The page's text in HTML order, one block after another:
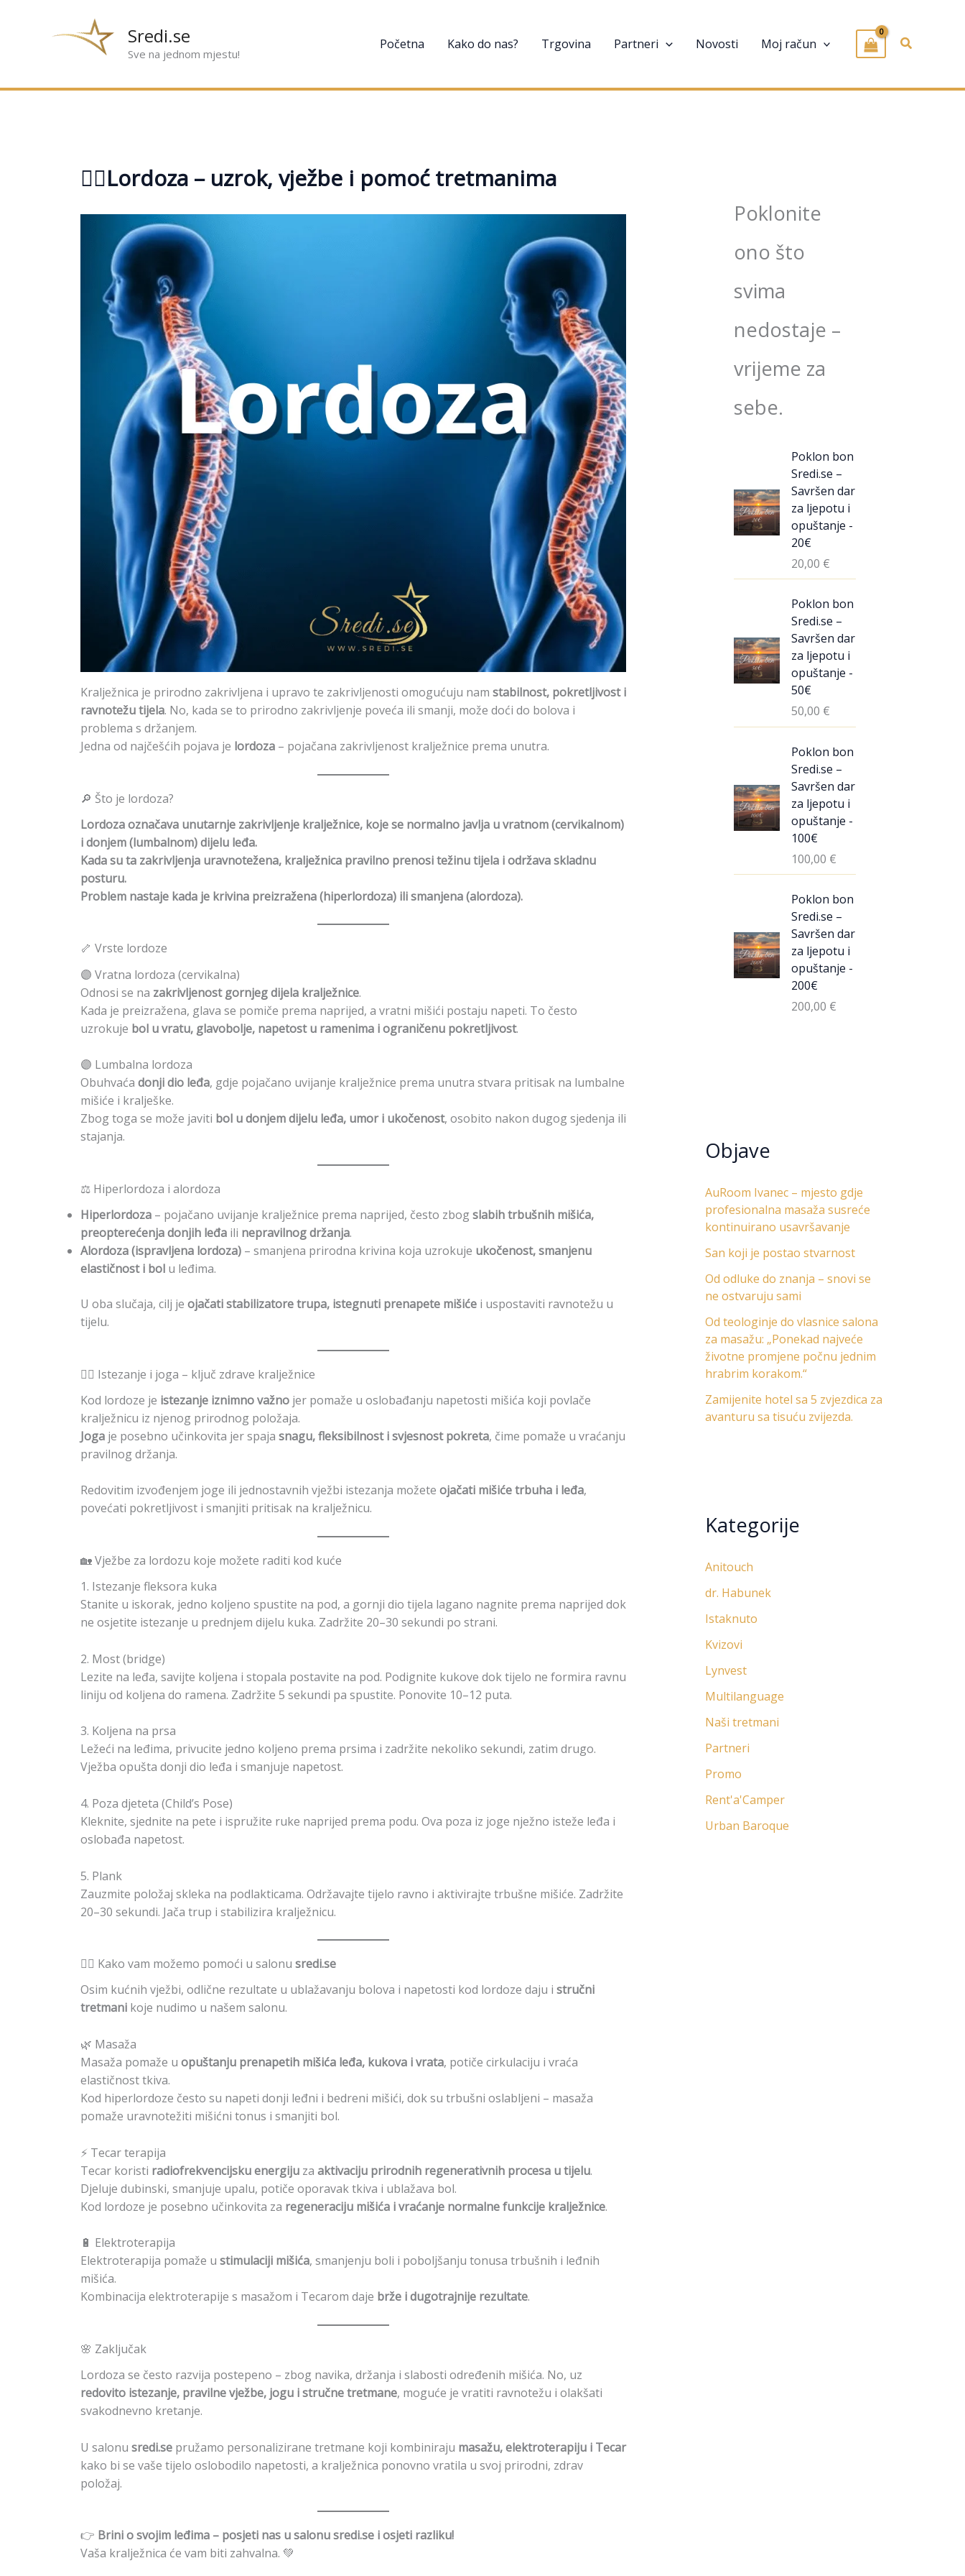
Sredi.se
Sve na jednom mjestu!
Početna Kako do nas? Trgovina Partneri Novosti Moj račun
🧘‍♀️Lordoza – uzrok, vježbe i pomoć tretmanima
Kralježnica je prirodno zakrivljena i upravo te zakrivljenosti omogućuju nam stabilnost, pokretljivost i
ravnotežu tijela. No, kada se to prirodno zakrivljenje poveća ili smanji, može doći do bolova i
problema s držanjem.
Jedna od najčešćih pojava je lordoza – pojačana zakrivljenost kralježnice prema unutra.
🔎 Što je lordoza?
Lordoza označava unutarnje zakrivljenje kralježnice, koje se normalno javlja u vratnom (cervikalnom)
i donjem (lumbalnom) dijelu leđa.
Kada su ta zakrivljenja uravnotežena, kralježnica pravilno prenosi težinu tijela i održava skladnu
posturu.
Problem nastaje kada je krivina preizražena (hiperlordoza) ili smanjena (alordoza).
🦴 Vrste lordoze
🟣 Vratna lordoza (cervikalna)
Odnosi se na zakrivljenost gornjeg dijela kralježnice.
Kada je preizražena, glava se pomiče prema naprijed, a vratni mišići postaju napeti. To često
uzrokuje bol u vratu, glavobolje, napetost u ramenima i ograničenu pokretljivost.
🟣 Lumbalna lordoza
Obuhvaća donji dio leđa, gdje pojačano uvijanje kralježnice prema unutra stvara pritisak na lumbalne
mišiće i kralješke.
Zbog toga se može javiti bol u donjem dijelu leđa, umor i ukočenost, osobito nakon dugog sjedenja ili
stajanja.
⚖️ Hiperlordoza i alordoza
Hiperlordoza – pojačano uvijanje kralježnice prema naprijed, često zbogslabih trbušnih mišića,
preopterećenja donjih leđa ili nepravilnog držanja.
Alordoza (ispravljena lordoza) – smanjena prirodna krivina koja uzrokuje ukočenost, smanjenu
elastičnost i bol u leđima.
U oba slučaja, cilj je ojačati stabilizatore trupa, istegnuti prenapete mišiće i uspostaviti ravnotežu u
tijelu.
🧘‍♀️ Istezanje i joga – ključ zdrave kralježnice
Kod lordoze je istezanje iznimno važno jer pomaže u oslobađanju napetosti mišića koji povlače
kralježnicu iz njenog prirodnog položaja.
Joga je posebno učinkovita jer spaja snagu, fleksibilnost i svjesnost pokreta, čime pomaže u vraćanju
pravilnog držanja.
Redovitim izvođenjem joge ili jednostavnih vježbi istezanja možete ojačati mišiće trbuha i leđa,
povećati pokretljivost i smanjiti pritisak na kralježnicu.
🏡 Vježbe za lordozu koje možete raditi kod kuće
1. Istezanje fleksora kuka
Stanite u iskorak, jedno koljeno spustite na pod, a gornji dio tijela lagano nagnite prema naprijed dok
ne osjetite istezanje u prednjem dijelu kuka. Zadržite 20–30 sekundi po strani.
2. Most (bridge)
Lezite na leđa, savijte koljena i stopala postavite na pod. Podignite kukove dok tijelo ne formira ravnu
liniju od koljena do ramena. Zadržite 5 sekundi pa spustite. Ponovite 10–12 puta.
3. Koljena na prsa
Ležeći na leđima, privucite jedno koljeno prema prsima i zadržite nekoliko sekundi, zatim drugo.
Vježba opušta donji dio leđa i smanjuje napetost.
4. Poza djeteta (Child’s Pose)
Kleknite, sjednite na pete i ispružite ruke naprijed prema podu. Ova poza iz joge nježno isteže leđa i
oslobađa napetost.
5. Plank
Zauzmite položaj skleka na podlakticama. Održavajte tijelo ravno i aktivirajte trbušne mišiće. Zadržite
20–30 sekundi. Jača trup i stabilizira kralježnicu.
💆‍♀️ Kako vam možemo pomoći u salonu sredi.se
Osim kućnih vježbi, odlične rezultate u ublažavanju bolova i napetosti kod lordoze daju i stručni
tretmani koje nudimo u našem salonu.
🌿 Masaža
Masaža pomaže u opuštanju prenapetih mišića leđa, kukova i vrata, potiče cirkulaciju i vraća
elastičnost tkiva.
Kod hiperlordoze često su napeti donji leđni i bedreni mišići, dok su trbušni oslabljeni – masaža
pomaže uravnotežiti mišićni tonus i smanjiti bol.
⚡ Tecar terapija
Tecar koristi radiofrekvencijsku energiju za aktivaciju prirodnih regenerativnih procesa u tijelu.
Djeluje dubinski, smanjuje upalu, potiče oporavak tkiva i ublažava bol.
Kod lordoze je posebno učinkovita za regeneraciju mišića i vraćanje normalne funkcije kralježnice.
🔋 Elektroterapija
Elektroterapija pomaže u stimulaciji mišića, smanjenju boli i poboljšanju tonusa trbušnih i leđnih
mišića.
Kombinacija elektroterapije s masažom i Tecarom daje brže i dugotrajnije rezultate.
🌸 Zaključak
Lordoza se često razvija postepeno – zbog navika, držanja i slabosti određenih mišića. No, uz
redovito istezanje, pravilne vježbe, jogu i stručne tretmane, moguće je vratiti ravnotežu i olakšati
svakodnevno kretanje.
U salonu sredi.se pružamo personalizirane tretmane koji kombiniraju masažu, elektroterapiju i Tecar
kako bi se vaše tijelo oslobodilo napetosti, a kralježnica ponovno vratila u svoj prirodni, zdrav
položaj.
👉 Brini o svojim leđima – posjeti nas u salonu sredi.se i osjeti razliku!
Vaša kralježnica će vam biti zahvalna. 💚
Poklonite
ono što
svima
nedostaje –
vrijeme za
sebe.
Poklon bon
Sredi.se –
Savršen dar
za ljepotu i
opuštanje -
20€
20,00 €
Poklon bon
Sredi.se –
Savršen dar
za ljepotu i
opuštanje -
50€
50,00 €
Poklon bon
Sredi.se –
Savršen dar
za ljepotu i
opuštanje -
100€
100,00 €
Poklon bon
Sredi.se –
Savršen dar
za ljepotu i
opuštanje -
200€
200,00 €
Objave
AuRoom Ivanec – mjesto gdje
profesionalna masaža susreće
kontinuirano usavršavanje
San koji je postao stvarnost
Od odluke do znanja – snovi se
ne ostvaruju sami
Od teologinje do vlasnice salona
za masažu: „Ponekad najveće
životne promjene počnu jednim
hrabrim korakom.“
Zamijenite hotel sa 5 zvjezdica za
avanturu sa tisuću zvijezda.
Kategorije
Anitouch
dr. Habunek
Istaknuto
Kvizovi
Lynvest
Multilanguage
Naši tretmani
Partneri
Promo
Rent'a'Camper
Urban Baroque